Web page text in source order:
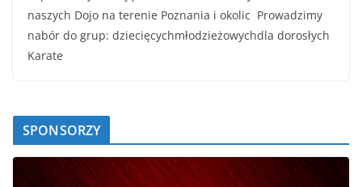
naszych Dojo na terenie Poznania i okolic Prowadzimy
nabór do grup: dziecięcychmłodzieżowychdla dorosłych
Karate
SPONSORZY